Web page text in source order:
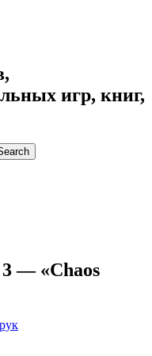
игр, книг,
— «Chaos